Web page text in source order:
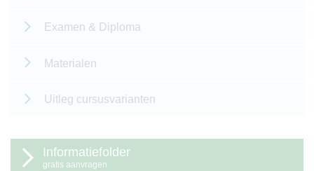
Examen & Diploma
Materialen
Uitleg cursusvarianten
Informatiefolder
gratis aanvragen